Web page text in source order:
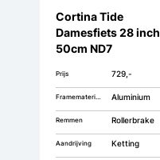
Cortina Tide
Damesfiets 28 inch
50cm ND7
Prijs 729,-
Aluminium
Remmen Rollerbrake
Aandrijving Ketting